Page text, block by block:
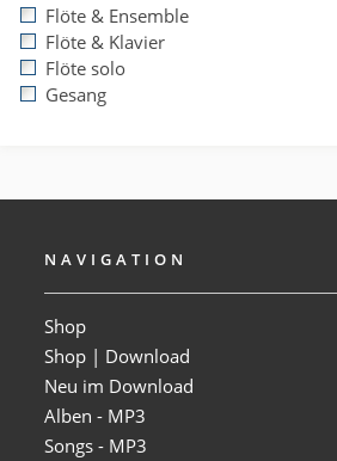
Flöte & Ensemble
Flöte & Klavier
Flöte solo
Gesang
NAVIGATION
Shop
Shop | Download
Neu im Download
Alben - MP3
Songs - MP3